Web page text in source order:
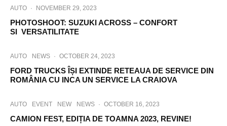
AUTO · NOVEMBER 29, 2023
PHOTOSHOOT: SUZUKI ACROSS – CONFORT
SI VERSATILITATE
AUTO NEWS · OCTOBER 24, 2023
FORD TRUCKS ÎȘI EXTINDE RETEAUA DE SERVICE DIN
ROMÂNIA CU INCA UN SERVICE LA CRAIOVA
AUTO EVENT NEW NEWS · OCTOBER 16, 2023
CAMION FEST, EDIȚIA DE TOAMNA 2023, REVINE!